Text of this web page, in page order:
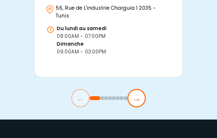
56, Rue de L'industrie Charguia I 2035 -
Tunis
Du lundi au samedi
08:00AM - 07:00PM
Dimanche
09:00AM - 03:00PM
← →